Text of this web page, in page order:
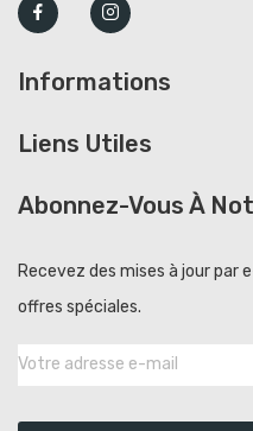
Informations
Liens Utiles
Abonnez-Vous À
Recevez des mises à jour par
offres spéciales.